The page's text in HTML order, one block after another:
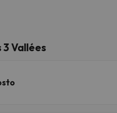
3 Vallées